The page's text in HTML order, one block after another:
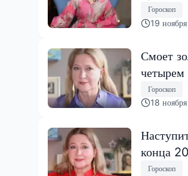
Гороскоп
19
Смоет
четырем
Гороскоп
18
конца
Гороскоп